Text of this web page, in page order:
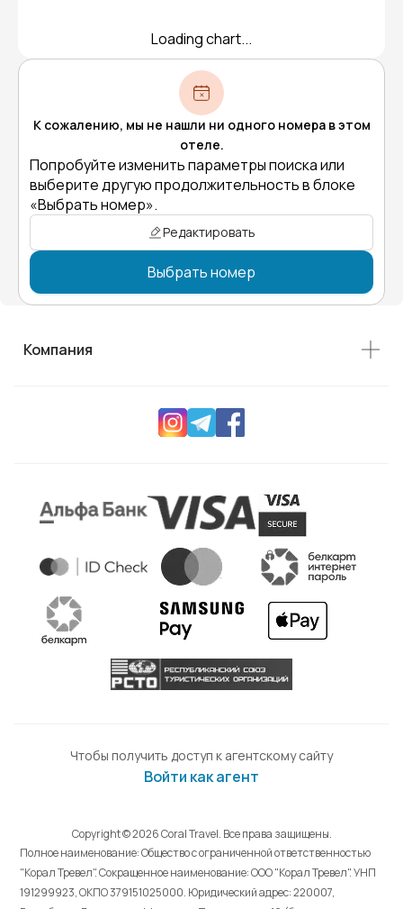
Loading chart...
К сожалению, мы не нашли ни одного номера в этом
отеле.
Попробуйте изменить параметры поиска или
выберите другую продолжительность в блоке
«Выбрать номер».
Редактировать
Выбрать номер
Компания
Чтобы получить доступ к агентскому сайту
Войти как агент
Copyright © 2026 Coral Travel. Все права защищены.
Полное наименование: Общество с ограниченной ответственностью
"Корал Тревел". Сокращенное наименование: ООО "Корал Тревел". УНП
191299923, ОКПО 379151025000. Юридический адрес: 220007,